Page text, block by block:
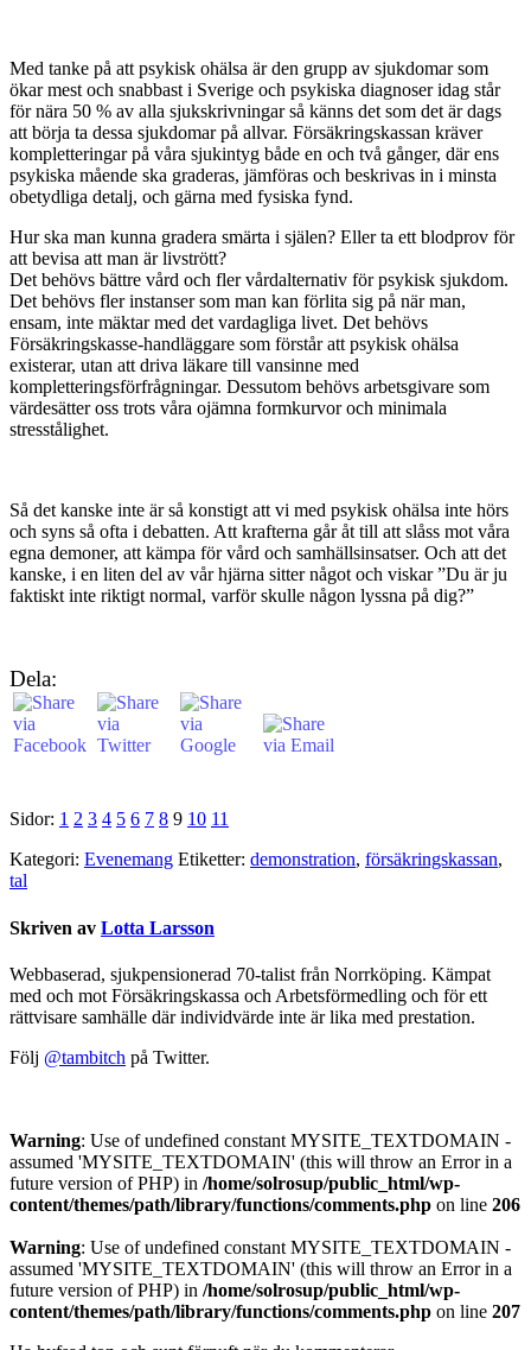
Med tanke på att psykisk ohälsa är den grupp av sjukdomar som
ökar mest och snabbast i Sverige och psykiska diagnoser idag står
för nära 50 % av alla sjukskrivningar så känns det som det är dags
att börja ta dessa sjukdomar på allvar. Försäkringskassan kräver
kompletteringar på våra sjukintyg både en och två gånger, där ens
psykiska mående ska graderas, jämföras och beskrivas in i minsta
obetydliga detalj, och gärna med fysiska fynd.
Hur ska man kunna gradera smärta i själen? Eller ta ett blodprov för
att bevisa att man är livstrött?
Det behövs bättre vård och fler vårdalternativ för psykisk sjukdom.
Det behövs fler instanser som man kan förlita sig på när man,
ensam, inte mäktar med det vardagliga livet. Det behövs
Försäkringskasse-handläggare som förstår att psykisk ohälsa
existerar, utan att driva läkare till vansinne med
kompletteringsförfrågningar. Dessutom behövs arbetsgivare som
värdesätter oss trots våra ojämna formkurvor och minimala
stresstålighet.
Så det kanske inte är så konstigt att vi med psykisk ohälsa inte hörs
och syns så ofta i debatten. Att krafterna går åt till att slåss mot våra
egna demoner, att kämpa för vård och samhällsinsatser. Och att det
kanske, i en liten del av vår hjärna sitter något och viskar ”Du är ju
faktiskt inte riktigt normal, varför skulle någon lyssna på dig?”
Dela:
Sidor: 1 2 3 4 5 6 7 8 9 10 11
Kategori: Evenemang Etiketter: demonstration, försäkringskassan,
tal
Skriven av Lotta Larsson
Webbaserad, sjukpensionerad 70-talist från Norrköping. Kämpat
med och mot Försäkringskassa och Arbetsförmedling och för ett
rättvisare samhälle där individvärde inte är lika med prestation.
Följ @tambitch på Twitter.
Warning: Use of undefined constant MYSITE_TEXTDOMAIN -
assumed 'MYSITE_TEXTDOMAIN' (this will throw an Error in a
future version of PHP) in /home/solrosup/public_html/wp-
content/themes/path/library/functions/comments.php on line 206
Warning: Use of undefined constant MYSITE_TEXTDOMAIN -
assumed 'MYSITE_TEXTDOMAIN' (this will throw an Error in a
future version of PHP) in /home/solrosup/public_html/wp-
content/themes/path/library/functions/comments.php on line 207